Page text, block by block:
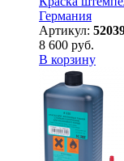
Германия
Артикул:
8 600 руб.
В корзину